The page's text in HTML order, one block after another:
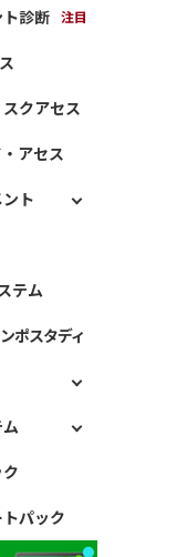
診断
クアセス
アセス
ト
テム
ポスタディ
パック